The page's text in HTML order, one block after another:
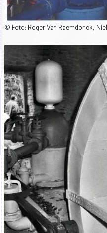
© Foto: Roger Van Raemdonck, Niel